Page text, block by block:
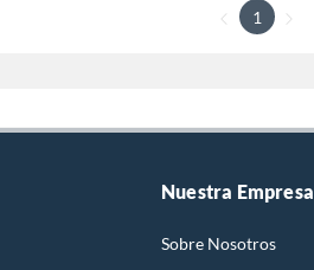
1
Nuestra Empresa
Sobre Nosotros